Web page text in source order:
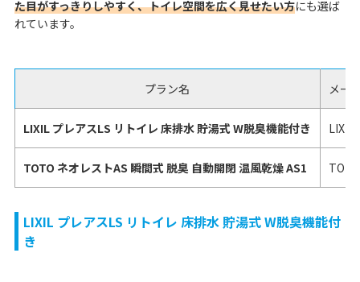
た目がすっきりしやすく、トイレ空間を広く見せたい方にも選ば
れています。
プラン名 メー
LIXIL プレアスLS リトイレ 床排水 貯湯式 W脱臭機能付き LIXIL
TOTO ネオレストAS 瞬間式 脱臭 自動開閉 温風乾燥 AS1
LIXIL プレアスLS リトイレ 床排水 貯湯式 W脱臭機能付
き